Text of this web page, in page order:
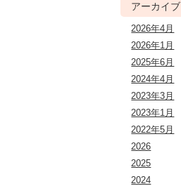
アーカイブ
2026年4月
2026年1月
2025年6月
2024年4月
2023年3月
2023年1月
2022年5月
2026
2025
2024